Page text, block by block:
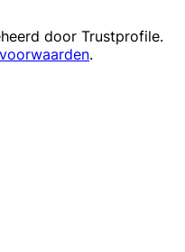
door Trustprofile.
.